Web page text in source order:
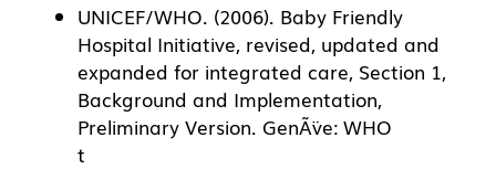
UNICEF/WHO. (2006). Baby Friendly
Hospital Initiative, revised, updated and
expanded for integrated care, Section 1,
Background and Implementation,
Preliminary Version. GenÃ¨ve: WHO
t